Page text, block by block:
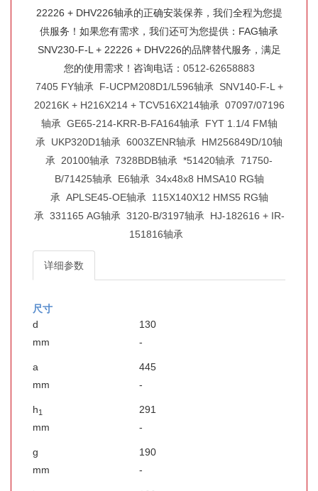
22226 + DHV226轴承的正确安装保养，我们全程为您提
供服务！如果您有需求，我们还可为您提供：FAG轴承
SNV230-F-L + 22226 + DHV226的品牌替代服务，满足
您的使用需求！咨询电话： 0512-62658883
7405 FY轴承 F-UCPM208D1/L596轴承 SNV140-F-L +
20216K + H216X214 + TCV516X214轴承 07097/07196
轴承 GE65-214-KRR-B-FA164轴承 FYT 1.1/4 FM轴
承 UKP320D1轴承 6003ZENR轴承 HM256849D/10轴
承 20100轴承 7328BDB轴承 *51420轴承 71750-
B/71425轴承 E6轴承 34x48x8 HMSA10 RG轴
承 APLSE45-OE轴承 115X140X12 HMS5 RG轴
承 331165 AG轴承 3120-B/3197轴承 HJ-182616 + IR-
151816轴承
详细参数
尺寸
d
130
mm
-
a
445
mm
-
h1
291
mm
-
g
190
mm
-